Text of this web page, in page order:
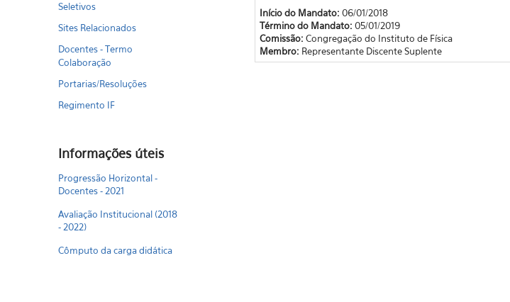
Seletivos
Sites Relacionados
Docentes - Termo
Colaboração
Portarias/Resoluções
Regimento IF
Informações úteis
Progressão Horizontal -
Docentes - 2021
Avaliação Institucional (2018
- 2022)
Cômputo da carga didática
Início do Mandato:06/01/2018
Término do Mandato:05/01/2019
Comissão:Congregação do Instituto de Física
Membro: Representante Discente Suplente